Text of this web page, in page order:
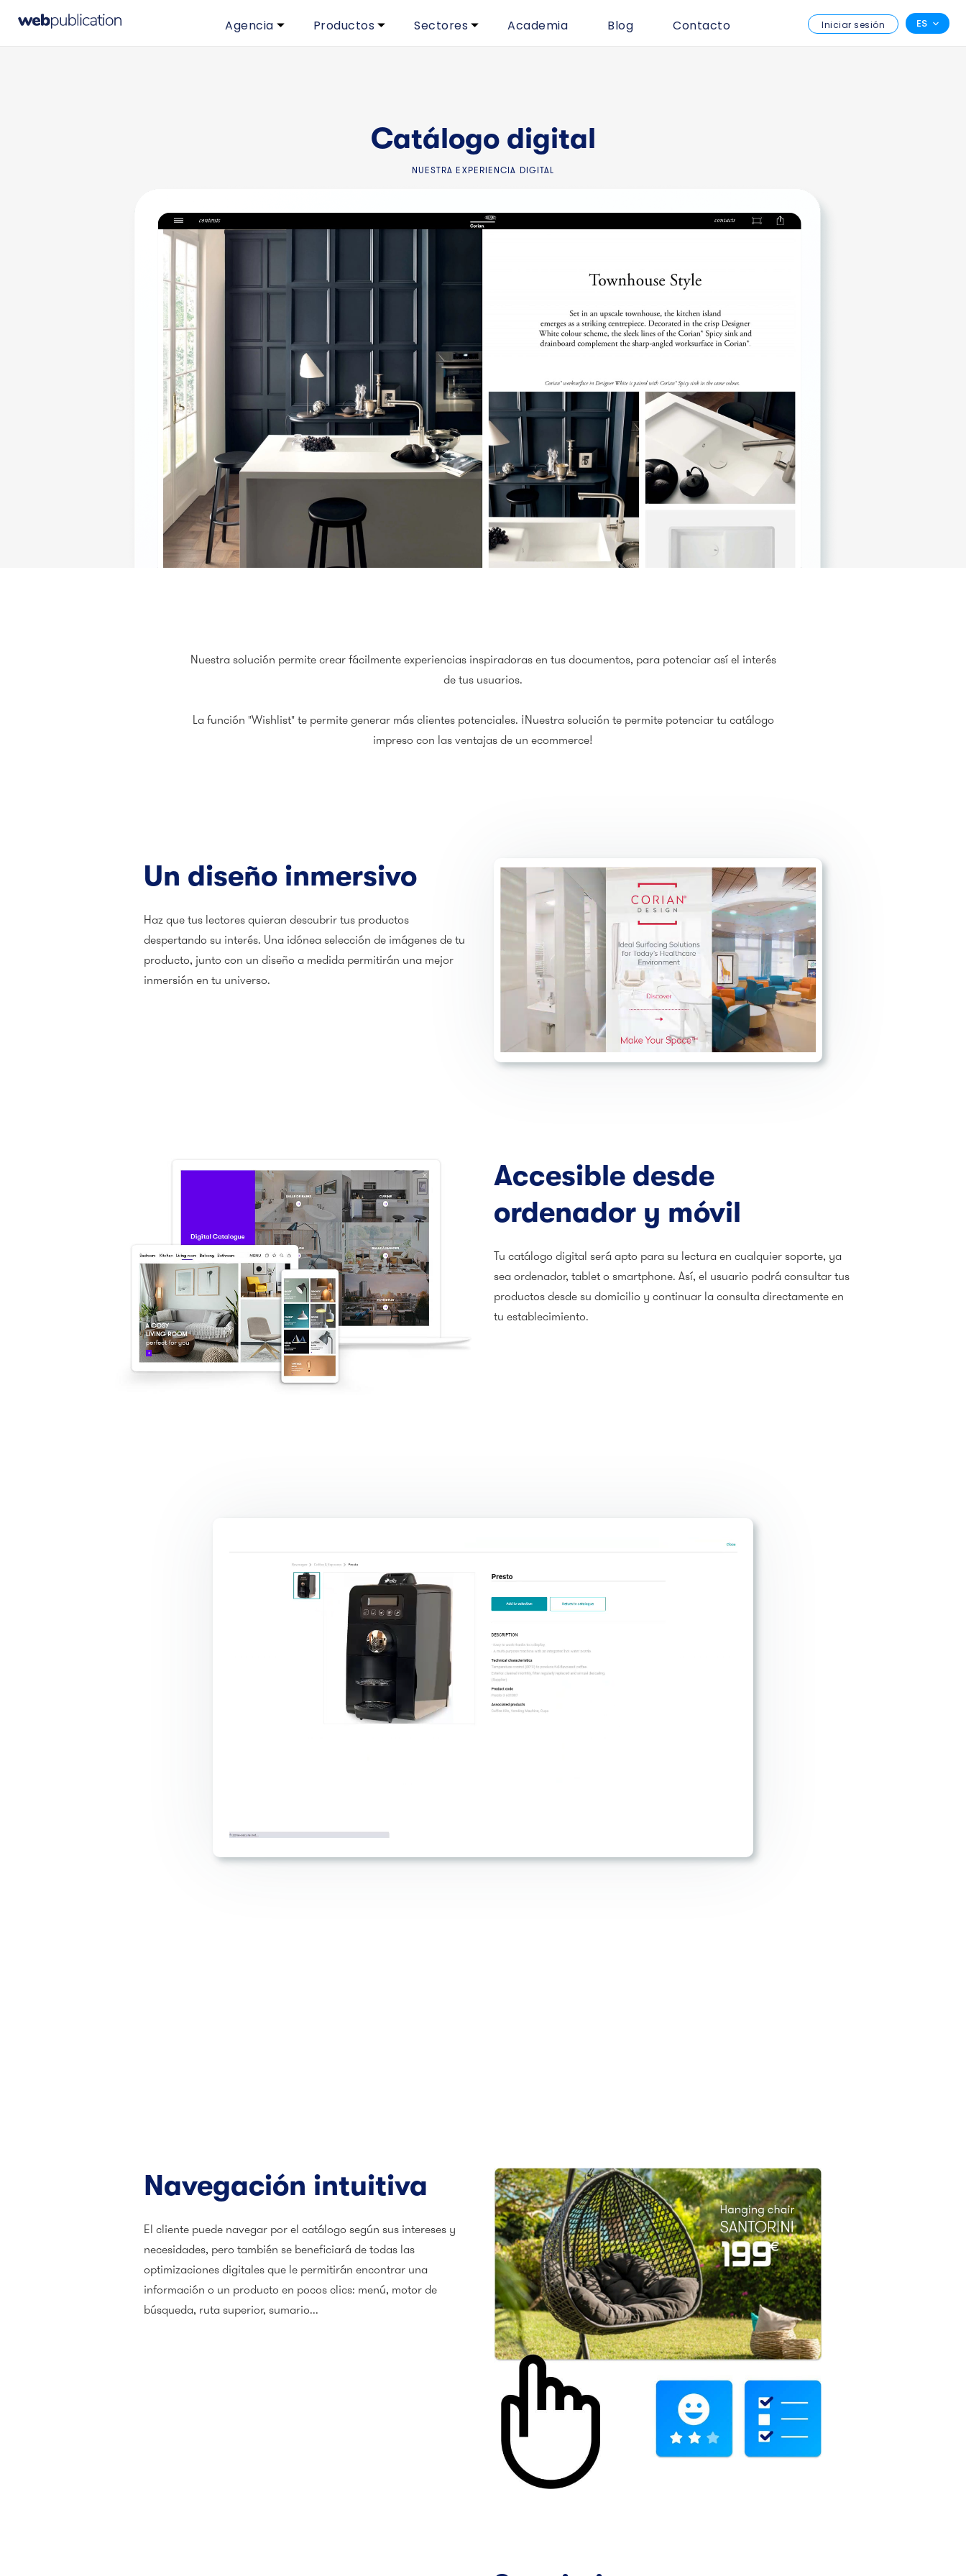
Agencia Productos Sectores Academia Blog Contacto Iniciar sesión ES
Catálogo digital
NUESTRA EXPERIENCIA DIGITAL
Nuestra solución permite crear fácilmente experiencias inspiradoras en tus documentos, para potenciar así el interés
de tus usuarios.
La función "Wishlist" te permite generar más clientes potenciales. ¡Nuestra solución te permite potenciar tu catálogo
impreso con las ventajas de un ecommerce!
Un diseño inmersivo
Haz que tus lectores quieran descubrir tus productos
despertando su interés. Una idónea selección de imágenes de tu
producto, junto con un diseño a medida permitirán una mejor
inmersión en tu universo.
Accesible desde
ordenador y móvil
Tu catálogo digital será apto para su lectura en cualquier soporte, ya
sea ordenador, tablet o smartphone. Así, el usuario podrá consultar tus
productos desde su domicilio y continuar la consulta directamente en
tu establecimiento.
Navegación intuitiva
El cliente puede navegar por el catálogo según sus intereses y
necesidades, pero también se beneficiará de todas las
optimizaciones digitales que le permitirán encontrar una
información o un producto en pocos clics: menú, motor de
búsqueda, ruta superior, sumario...